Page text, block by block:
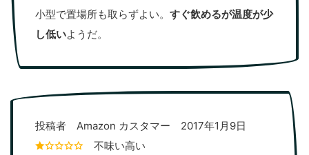
小型で置場所も取らずよい。 すぐ飲めるが温度が少
し低いようだ。
投稿者 Amazon カスタマー 2017年1月9日
不味い高い